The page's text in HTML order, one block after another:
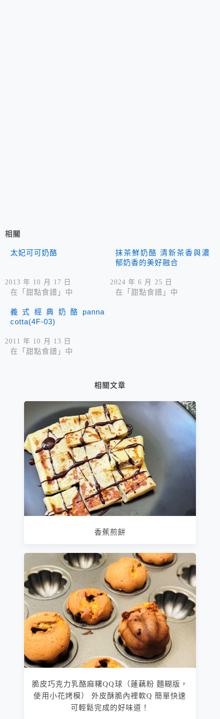
相關
太妃可可奶酪
2013 年 10 月 17 日
在「甜點食譜」中
抹茶鮮奶酪 清新茶香與濃
郁奶香的美好融合
2024 年 6 月 25 日
在「甜點食譜」中
義式經典奶酪panna
cotta(4F-03)
2011 年 10 月 13 日
在「甜點食譜」中
相關文章
香蕉煎餅
脆皮巧克力乳酪麻糬QQ球（蓮藕粉 麵糊版，
使用小花烤模） 外皮酥脆內裡軟Q 簡單快速
可輕鬆完成的好味道！